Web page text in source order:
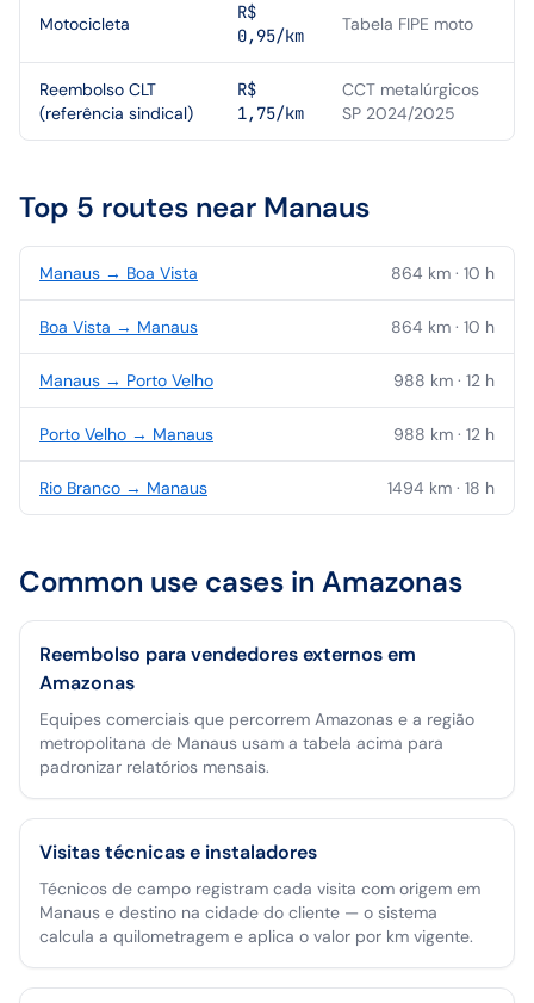
Motocicleta
R$
0,95/km
Tabela FIPE moto
Reembolso CLT
(referência sindical)
R$
1,75/km
CCT metalúrgicos
SP 2024/2025
Top 5 routes near Manaus
Manaus → Boa Vista 864 km · 10 h
Boa Vista → Manaus 864 km · 10 h
Manaus → Porto Velho 988 km · 12 h
Porto Velho → Manaus 988 km · 12 h
Rio Branco → Manaus 1494 km · 18 h
Common use cases in Amazonas
Reembolso para vendedores externos em
Amazonas
Equipes comerciais que percorrem Amazonas e a região
metropolitana de Manaus usam a tabela acima para
padronizar relatórios mensais.
Visitas técnicas e instaladores
Técnicos de campo registram cada visita com origem em
Manaus e destino na cidade do cliente — o sistema
calcula a quilometragem e aplica o valor por km vigente.